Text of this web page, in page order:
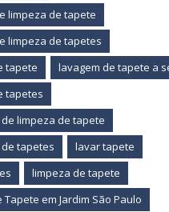
limpeza de tapete
limpeza de tapetes
tapete
lavagem de tapete a
tapetes
limpeza de tapete
tapetes
lavar tapete
limpeza de tapete
Tapete em Jardim São Paulo